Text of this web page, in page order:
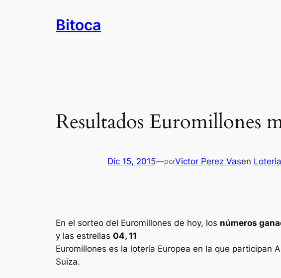
Bitoca
Resultados Euromillones
Dic 15, 2015—porVictor Perez Vasen
En el sorteo del Euromillones de hoy, los números
y las estrellas 04, 11
Euromillones es la lotería Europea en la que participan
Suiza.